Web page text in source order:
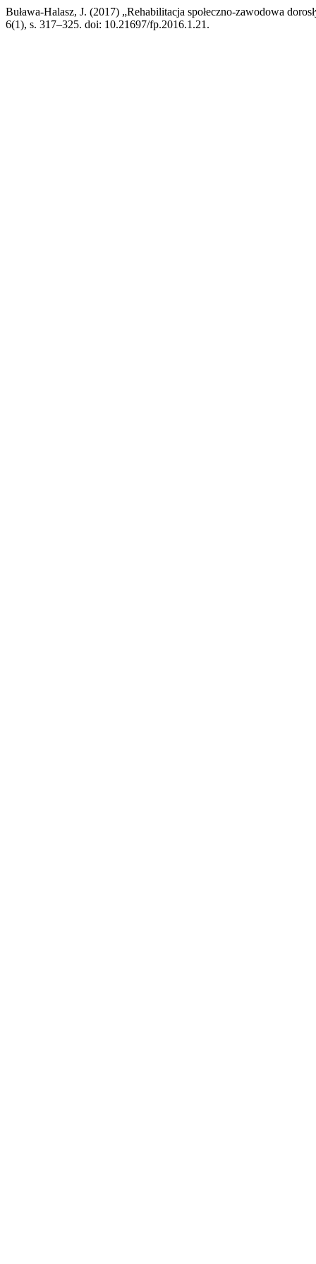
Buława-Halasz, J. (2017) „Rehabilitacja społeczno-zawodowa
6(1), s. 317–325. doi: 10.21697/fp.2016.1.21.